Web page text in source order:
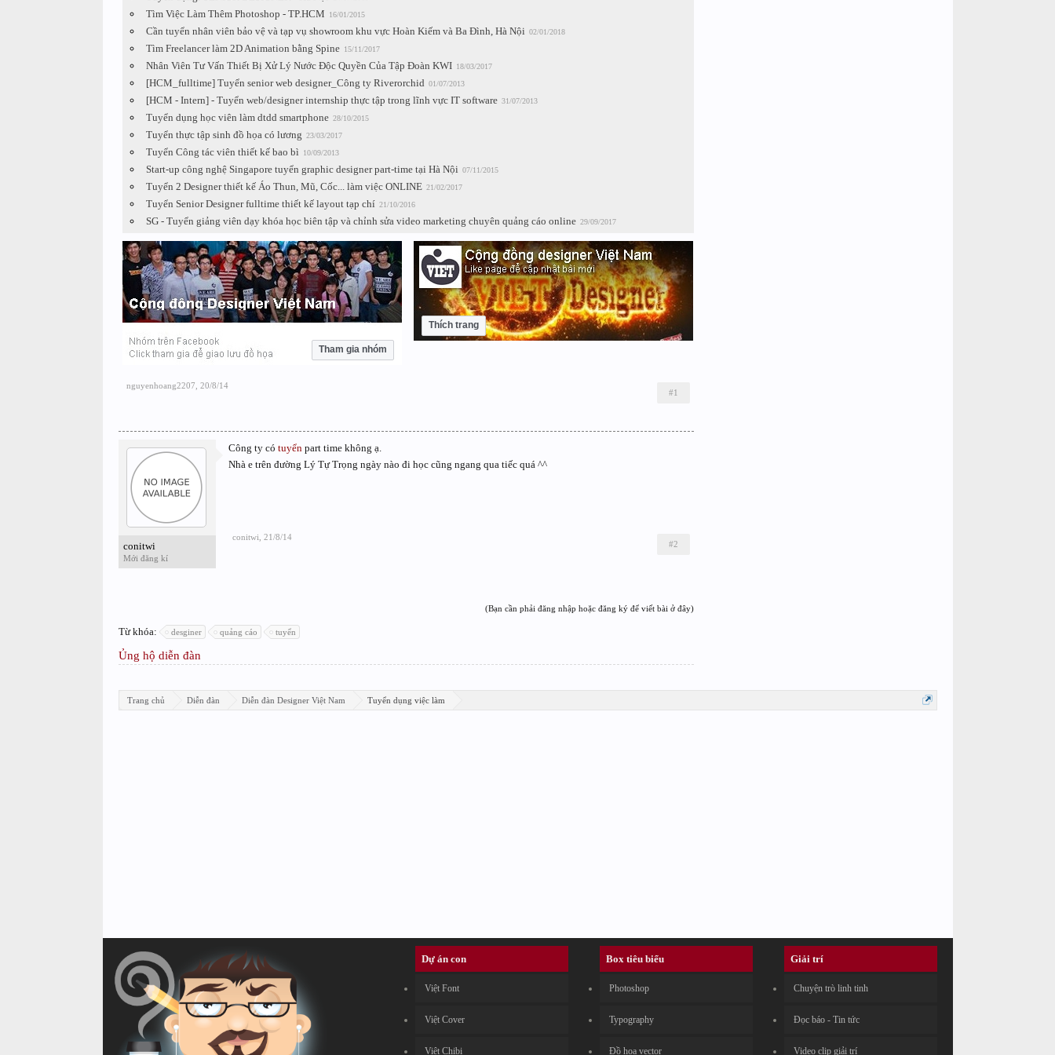
Tìm Việc Làm Thêm Photoshop - TP.HCM 16/01/2015
Cần tuyển nhân viên bảo vệ và tạp vụ showroom khu vực Hoàn Kiếm và Ba Đình, Hà Nội 02/01/2018
Tìm Freelancer làm 2D Animation bằng Spine 15/11/2017
Nhân Viên Tư Vấn Thiết Bị Xử Lý Nước Độc Quyền Của Tập Đoàn KWI 18/03/2017
[HCM_fulltime] Tuyển senior web designer_Công ty Riverorchid 01/07/2013
[HCM - Intern] - Tuyển web/designer internship thực tập trong lĩnh vực IT software 31/07/2013
Tuyển dụng học viên làm dtdd smartphone 28/10/2015
Tuyển thực tập sinh đồ họa có lương 23/03/2017
Tuyển Công tác viên thiết kế bao bì 10/09/2013
Start-up công nghệ Singapore tuyển graphic designer part-time tại Hà Nội 07/11/2015
Tuyển 2 Designer thiết kế Áo Thun, Mũ, Cốc... làm việc ONLINE 21/02/2017
Tuyển Senior Designer fulltime thiết kế layout tạp chí 21/10/2016
SG - Tuyển giảng viên dạy khóa học biên tập và chỉnh sửa video marketing chuyên quảng cáo online 29/09/2017
Tham gia nhóm
Thích trang
nguyenhoang2207 20/8/14
#1
conitwi
Mới đăng kí
Công ty có tuyểnpart time không ạ.
Nhà e trên đường Lý Tự Trọng ngày nào đi học cũng ngang qua tiếc quá ^^
conitwi 21/8/14
#2
(Bạn cần phải đăng nhập hoặc đăng ký để viết bài ở đây)
Từ khóa: desginer quảng cáo tuyển
Ủng hộ diễn đàn
Trang chủ Diễn đàn Diễn đàn Designer Việt Nam Tuyển dụng việc làm
Dự án con
Việt Font
Việt Cover
Việt Chibi
Box tiêu biểu
Photoshop
Typography
Đồ họa vector
Giải trí
Chuyện trò linh tinh
Đọc báo - Tin tức
Video clip giải trí